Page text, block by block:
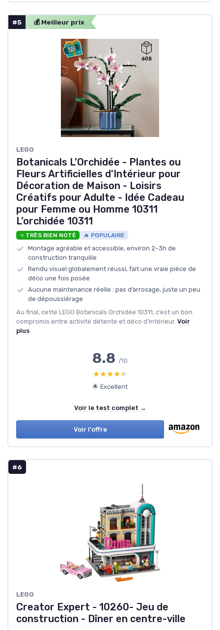
#5 💰 Meilleur prix
LEGO
Botanicals L’Orchidée - Plantes ou
Fleurs Artificielles d'Intérieur pour
Décoration de Maison - Loisirs
Créatifs pour Adulte - Idée Cadeau
pour Femme ou Homme 10311
L’orchidée 10311
⭐ TRÈS BIEN NOTÉ 🔥 POPULAIRE
Montage agréable et accessible, environ 2–3h de
construction tranquille
Rendu visuel globalement réussi, fait une vraie pièce de
déco une fois posée
Aucune maintenance réelle : pas d’arrosage, juste un peu
de dépoussiérage
Au final, cette LEGO Botanicals Orchidée 10311, c’est un bon
compromis entre activité détente et déco d’intérieur. Voir
plus
8.8 /10
★★★★★
★★★★★
🌟 Excellent
Voir le test complet →
Voir l'offre
#6
LEGO
Creator Expert - 10260- Jeu de
construction - Dîner en centre-ville